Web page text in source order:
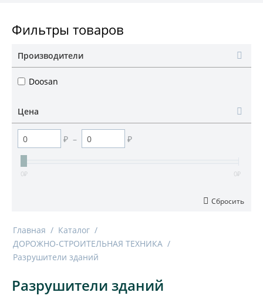
Фильтры товаров
Производители
Doosan
Цена
₽ – ₽
0₽ 0₽
Сбросить
Главная / Каталог /
ДОРОЖНО-СТРОИТЕЛЬНАЯ ТЕХНИКА /
Разрушители зданий
Разрушители зданий